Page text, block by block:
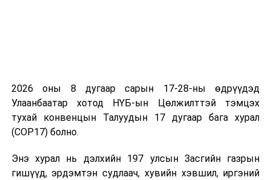
2026 оны 8 дугаар сарын 17-28-ны өдрүүдэд
Улаанбаатар хотод НҮБ-ын Цөлжилттэй тэмцэх
тухай конвенцын Талуудын 17 дугаар бага хурал
(COP17) болно.
Энэ хурал нь дэлхийн 197 улсын Засгийн газрын
гишүүд, эрдэмтэн судлаач, хувийн хэвшил, иргэний